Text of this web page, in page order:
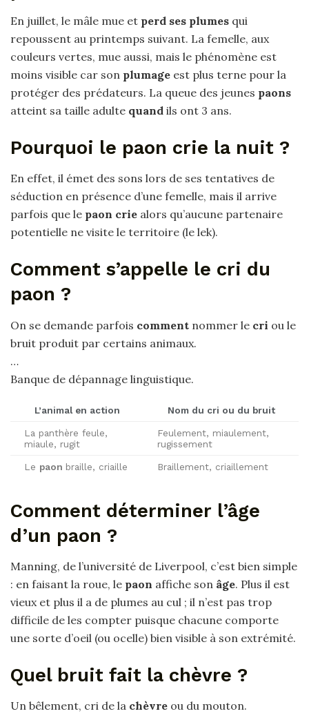
En juillet, le mâle mue et perd ses plumes qui
repoussent au printemps suivant. La femelle, aux
couleurs vertes, mue aussi, mais le phénomène est
moins visible car son plumage est plus terne pour la
protéger des prédateurs. La queue des jeunes paons
atteint sa taille adulte quand ils ont 3 ans.
Pourquoi le paon crie la nuit ?
En effet, il émet des sons lors de ses tentatives de
séduction en présence d’une femelle, mais il arrive
parfois que le paon crie alors qu’aucune partenaire
potentielle ne visite le territoire (le lek).
Comment s’appelle le cri du
paon ?
On se demande parfois comment nommer le cri ou le
bruit produit par certains animaux.
…
Banque de dépannage linguistique.
L’animal en action Nom du cri ou du bruit
La panthère feule,
miaule, rugit
Feulement, miaulement,
rugissement
Le paon braille, criaille Braillement, criaillement
Comment déterminer l’âge
d’un paon ?
Manning, de l’université de Liverpool, c’est bien simple
: en faisant la roue, le paon affiche son âge. Plus il est
vieux et plus il a de plumes au cul ; il n’est pas trop
difficile de les compter puisque chacune comporte
une sorte d’oeil (ou ocelle) bien visible à son extrémité.
Quel bruit fait la chèvre ?
Un bêlement, cri de la chèvre ou du mouton.